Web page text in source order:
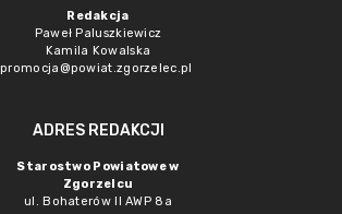
Redakcja
Paweł Paluszkiewicz
Kamila Kowalska
promocja@powiat.zgorzelec.pl
ADRES REDAKCJI
Starostwo Powiatowe w
Zgorzelcu
ul. Bohaterów II AWP 8a